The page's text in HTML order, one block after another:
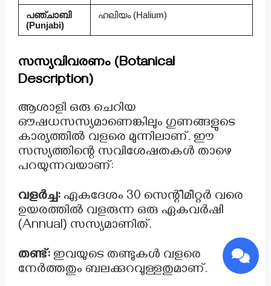
പഞ്ചാബി
(Punjabi)
ഹലിയം (Halium)
സസ്യവിവരണം (Botanical
Description)
ആശാളി ഒരു ചെറിയ
ഔഷധസസ്യമാണെങ്കിലും ഗുണങ്ങളുടെ
കാര്യത്തിൽ വളരെ മുന്നിലാണ്. ഈ
സസ്യത്തിന്റെ സവിശേഷതകൾ താഴെ
പറയുന്നവയാണ്:
വളർച്ച: ഏകദേശം 30 സെന്റീമീറ്റർ വരെ
ഉയരത്തിൽ വളരുന്ന ഒരു ഏകവർഷി
(Annual) സസ്യമാണിത്.
തണ്ട്: ഇവയുടെ തണ്ടുകൾ വളരെ
നേർത്തതും ബലക്കുറവുള്ളതുമാണ്.